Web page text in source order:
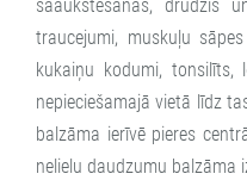
saaukstēšanās, drudzis
traucejumi, muskuļu
kukaiņu kodumi, tonsilīts,
nepieciešamajā vietā līdz
balzāma ierīvē pieres
nelielu daudzumu balzāma